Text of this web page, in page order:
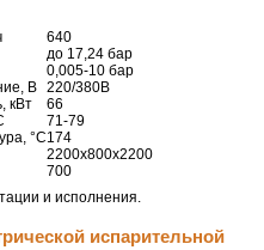
640
до 17,24 бар
0,005-10 бар
В 220/380В
кВт
66
71-79
°С174
2200х800х2200
700
и исполнения.
испарительной